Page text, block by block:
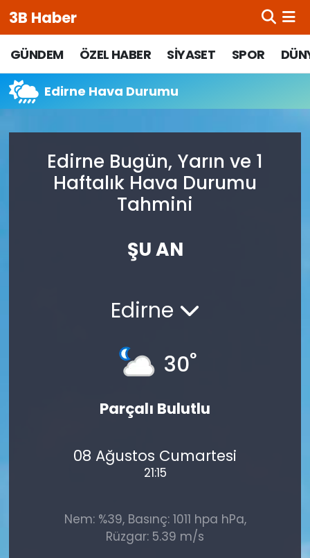
3B Haber
GÜNDEM ÖZEL HABER SİYASET SPOR
Edirne Hava Durumu
Edirne Bugün, Yarın ve 1
Haftalık Hava Durumu
Tahmini
ŞU AN
Edirne
30°
Parçalı Bulutlu
08 Ağustos Cumartesi
21:15
Nem: %39, Basınç: 1011 hpa hPa,
Rüzgar: 5.39 m/s
Beypazarı Hava Durumu
Beypazarı Trafik Yoğunluk Haritası
Tüm Manşetler
Son Dakika Haberleri